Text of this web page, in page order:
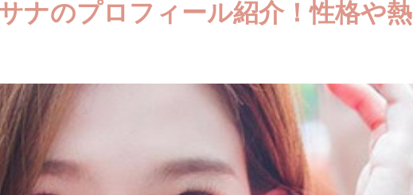
ナのプロフィール紹介！性格や熱